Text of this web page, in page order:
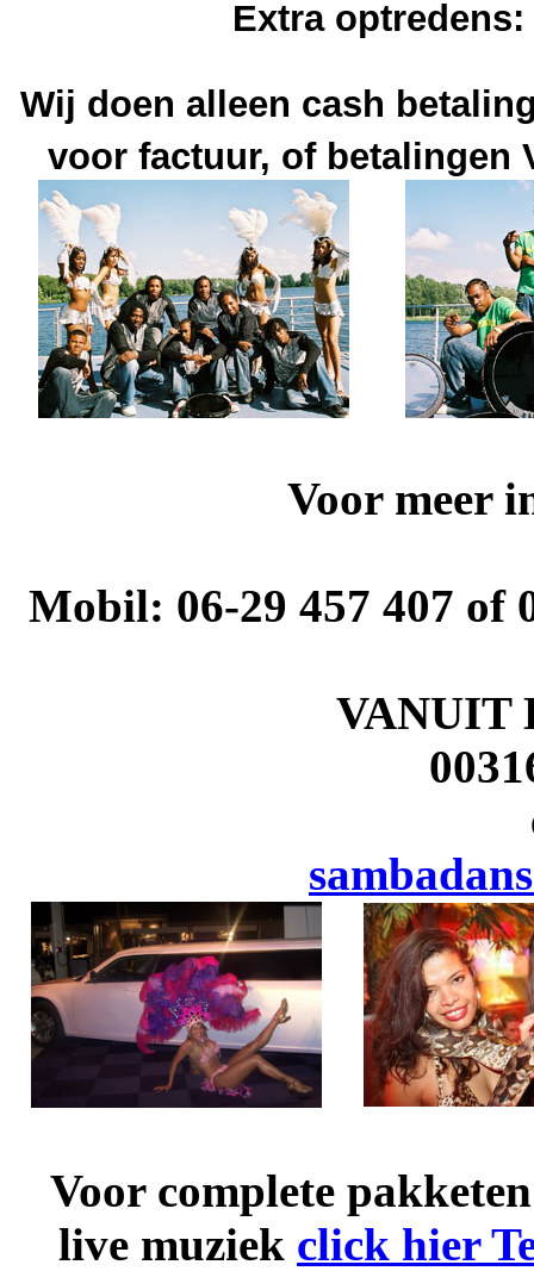
Extra
Wij doen alleen cash
voor factuur, of betalingen
Voor meer
Mobil: 06-29 457 407 of
VANUIT
Voor complete
live muziek click hier